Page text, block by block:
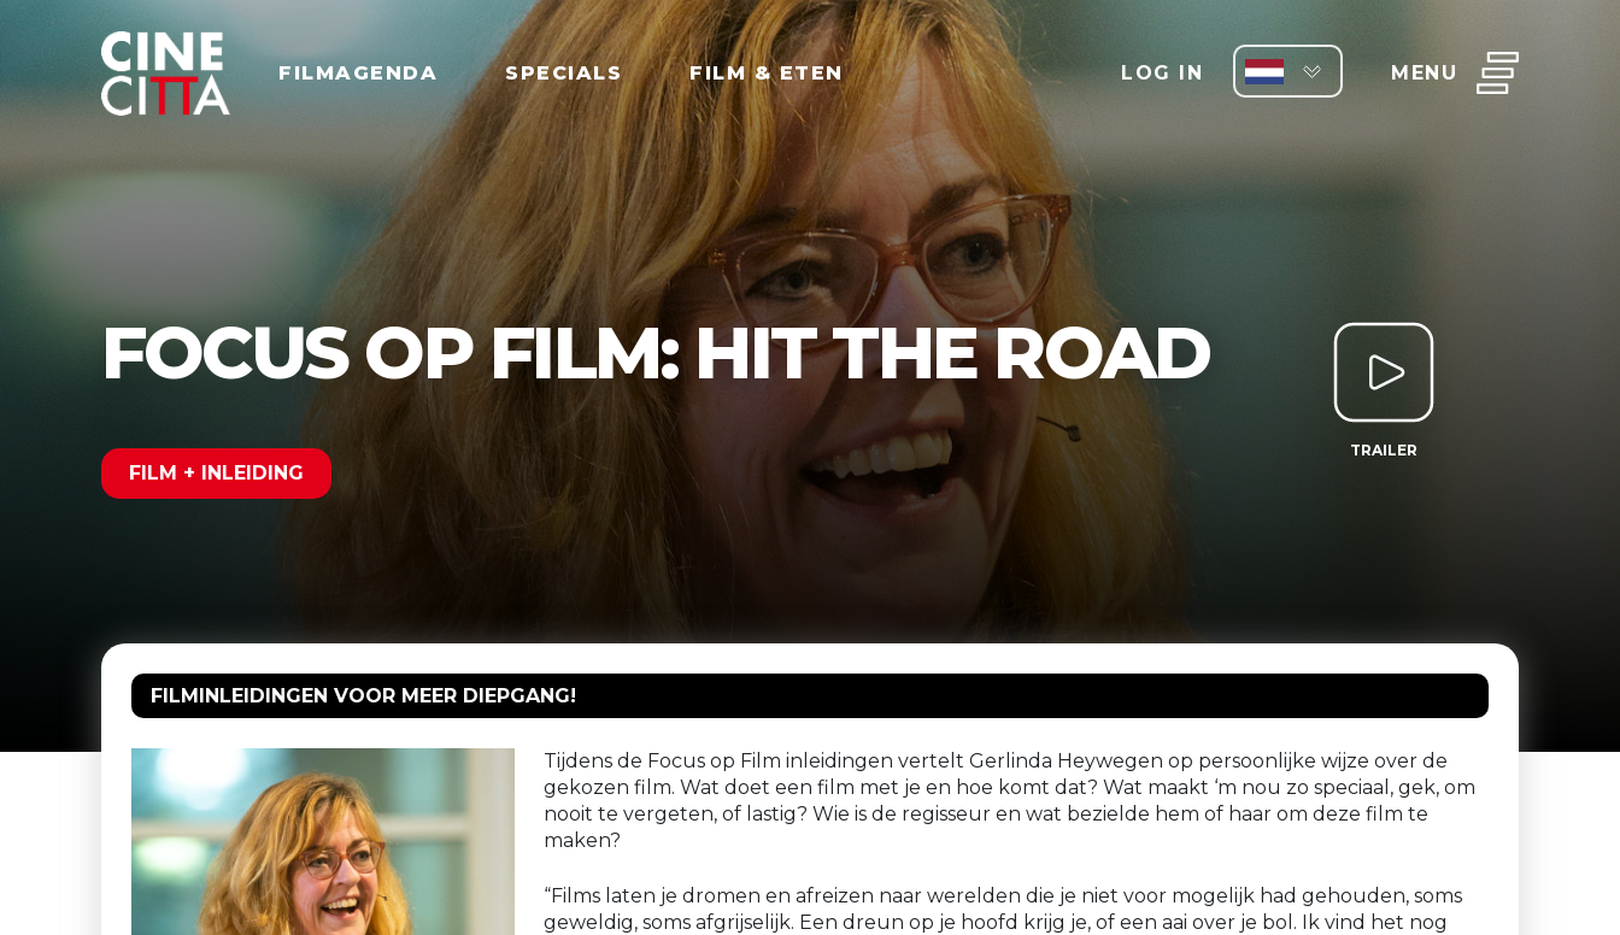
FILMAGENDA SPECIALS FILM & ETEN LOG IN MENU
FOCUS OP FILM: HIT THE ROAD
FILM + INLEIDING
TRAILER
FILMINLEIDINGEN VOOR MEER DIEPGANG!
Tijdens de Focus op Film inleidingen vertelt Gerlinda Heywegen op persoonlijke wijze over de
gekozen film. Wat doet een film met je en hoe komt dat? Wat maakt ‘m nou zo speciaal, gek, om
nooit te vergeten, of lastig? Wie is de regisseur en wat bezielde hem of haar om deze film te
maken?
“Films laten je dromen en afreizen naar werelden die je niet voor mogelijk had gehouden, soms
geweldig, soms afgrijselijk. Een dreun op je hoofd krijg je, of een aai over je bol. Ik vind het nog